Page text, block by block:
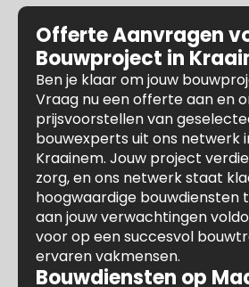
Offerte Aanvragen
Bouwproject in
Ben je klaar om jouw
Vraag nu een offerte aan en
prijsvoorstellen van
bouwexperts uit ons netwerk
Kraainem. Jouw project
zorg, en ons netwerk staat
hoogwaardige bouwdiensten
aan jouw verwachtingen
voor op een succesvol
ervaren vakmensen.
Bouwdiensten op